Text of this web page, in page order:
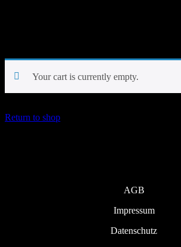
Your cart is currently empty.
Return to shop
AGB
Impressum
Datenschutz